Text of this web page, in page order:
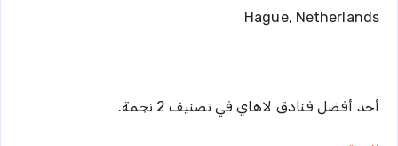
Hague, Netherlands
أحد أفضل فنادق لاهاي في تصنيف 2 نجمة.